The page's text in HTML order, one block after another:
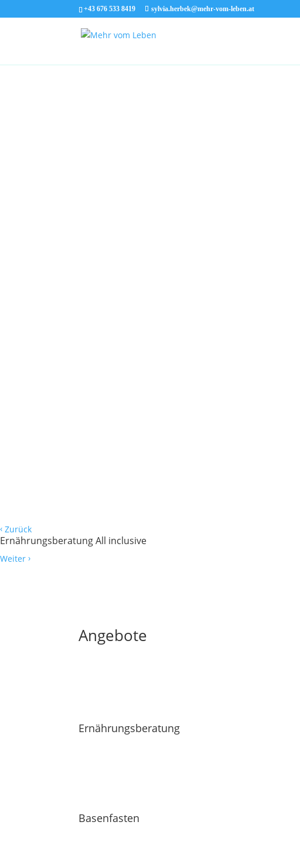
+43 676 533 8419 sylvia.herbek@mehr-vom-leben.at
‹ Zurück
Ernährungsberatung All inclusive
Weiter ›
Angebote
Ernährungsberatung
Basenfasten